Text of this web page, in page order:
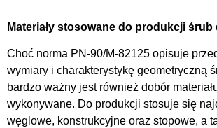
Materiały stosowane do produkcji
Choć norma PN-90/M-82125 opisuje
wymiary i charakterystykę geometryczną
bardzo ważny jest również dobór
wykonywane. Do produkcji stosuje się
węglowe, konstrukcyjne oraz stopowe, a